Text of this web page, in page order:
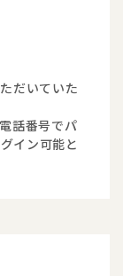
だいていた
話番号でパ
イン可能と